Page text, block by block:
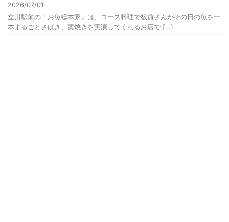
2026/07/01
立川駅前の「お魚総本家」は、コース料理で板前さんがその日の魚を一
本まるごとさばき、藁焼きを実演してくれるお店で […]